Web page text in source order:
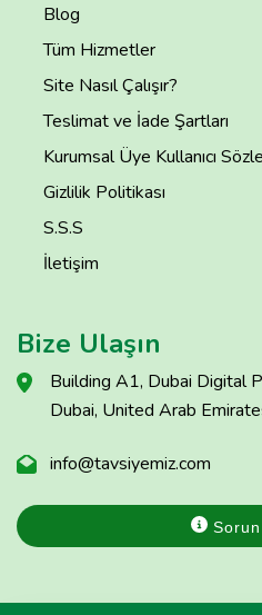
Blog
Tüm Hizmetler
Site Nasıl Çalışır?
Teslimat ve İade Şartları
Kurumsal Üye Kullanıcı
Gizlilik Politikası
S.S.S
İletişim
Bize Ulaşın
Building A1, Dubai Digital
Dubai, United Arab
info@tavsiyemiz.com
Sorun